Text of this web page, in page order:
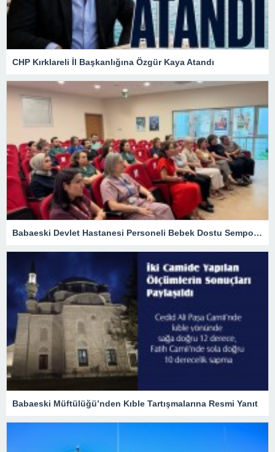
CHP Kırklareli İl Başkanlığına Özgür Kaya Atandı
Babaeski Devlet Hastanesi Personeli Bebek Dostu Sempozyumunda
Babaeski Müftülüğü’nden Kıble Tartışmalarına Resmi Yanıt